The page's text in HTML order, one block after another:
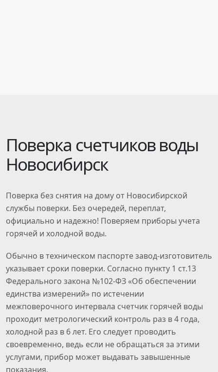
Поверка счетчиков воды
Новосибирск
Поверка без снятия на дому от Новосибирской
службы поверки. Без очередей, переплат,
официально и надежно! Поверяем приборы учета
горячей и холодной воды.
Обычно в техническом паспорте завод-изготовитель
указывает сроки поверки. Согласно пункту 1 ст.13
Федерального закона №102-ФЗ «Об обеспечении
единства измерений» по истечении
межповерочного интервала счетчик горячей воды
проходит метрологический контроль раз в 4 года,
холодной раз в 6 лет. Его следует проводить
своевременно, ведь если не обращаться за этими
услугами, прибор может выдавать завышенные
показания.